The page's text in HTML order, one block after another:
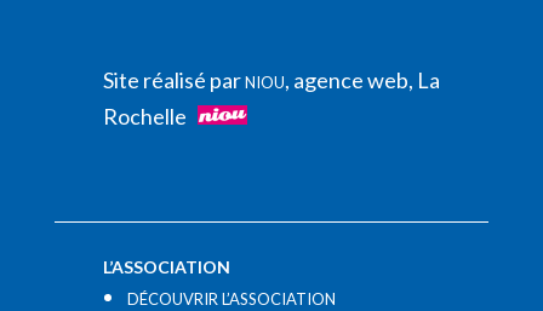
Site réalisé parNIOU, agence web, La
Rochelle
L’ASSOCIATION
DÉCOUVRIR L’ASSOCIATION